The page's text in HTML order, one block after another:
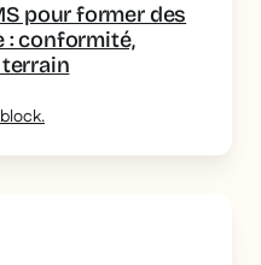
pour former des
: conformité,